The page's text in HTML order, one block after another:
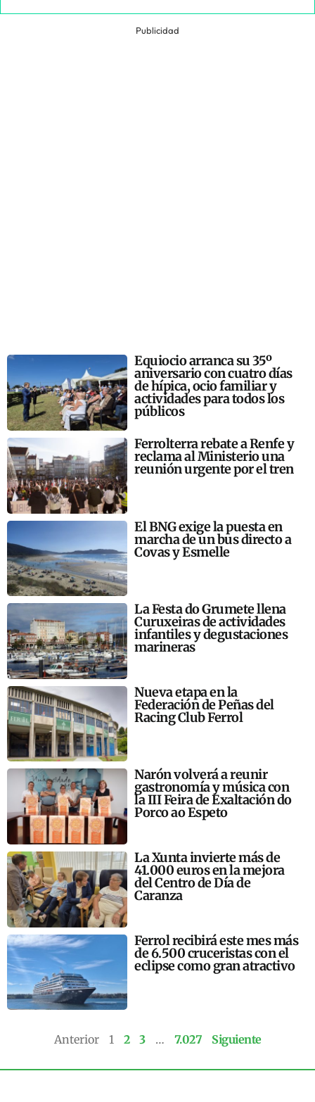
Publicidad
Equiocio arranca su 35º
aniversario con cuatro días
de hípica, ocio familiar y
actividades para todos los
públicos
Ferrolterra rebate a Renfe y
reclama al Ministerio una
reunión urgente por el tren
El BNG exige la puesta en
marcha de un bus directo a
Covas y Esmelle
La Festa do Grumete llena
Curuxeiras de actividades
infantiles y degustaciones
marineras
Nueva etapa en la
Federación de Peñas del
Racing Club Ferrol
Narón volverá a reunir
gastronomía y música con
la III Feira de Exaltación do
Porco ao Espeto
La Xunta invierte más de
41.000 euros en la mejora
del Centro de Día de
Caranza
Ferrol recibirá este mes más
de 6.500 cruceristas con el
eclipse como gran atractivo
Anterior 1 2 3 … 7.027 Siguiente